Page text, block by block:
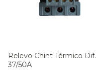
Relevo Chint Térmico Dif.
37/50A